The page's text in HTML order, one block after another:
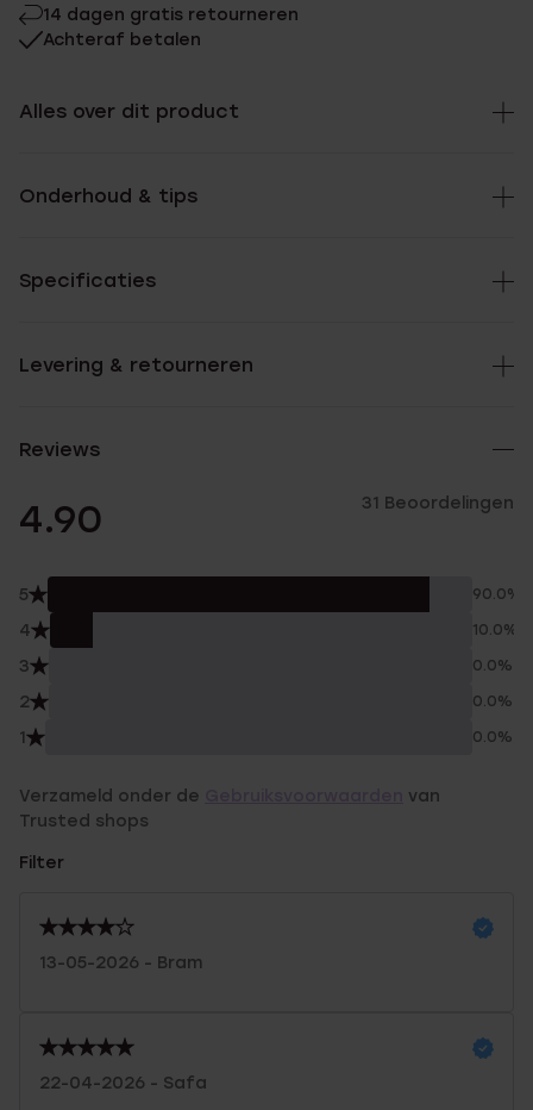
14 dagen gratis retourneren
Achteraf betalen
Alles over dit product
Onderhoud & tips
Specificaties
Levering & retourneren
Reviews
4.90 31 Beoordelingen
5 90.0%
4 10.0%
3 0.0%
2 0.0%
1 0.0%
Verzameld onder de
van
Trusted shops
Filter
13-05-2026 - Bram
22-04-2026 - Safa